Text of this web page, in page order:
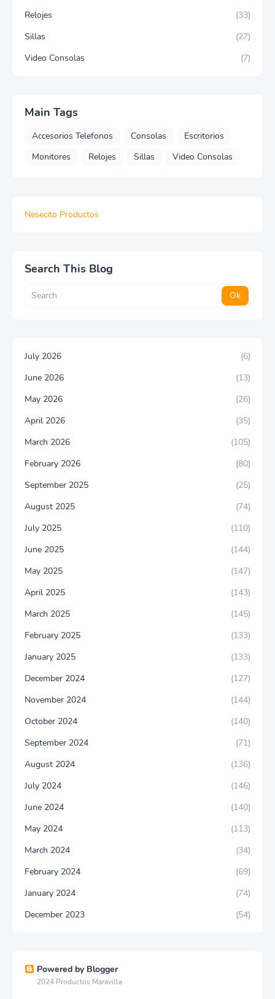
Relojes
(33)
Sillas
(27)
Video Consolas
(7)
Main Tags
Accesorios Telefonos Consolas
Escritorios
Monitores
Relojes Sillas Video Consolas
Nesecito Productos
Search This Blog
July 2026
(6)
June 2026
(13)
May 2026
(26)
April 2026
(35)
March 2026
(105)
February 2026
(80)
September 2025
(25)
August 2025
(74)
July 2025
(110)
June 2025
(144)
May 2025
(147)
April 2025
(143)
March 2025
(145)
February 2025
(133)
January 2025
(133)
December 2024
(127)
November 2024
(144)
October 2024
(140)
September 2024
(71)
August 2024
(136)
July 2024
(146)
June 2024
(140)
May 2024
(113)
March 2024
(34)
February 2024
(69)
January 2024
(74)
December 2023
(54)
Powered by Blogger
2024 Productos Maravilla